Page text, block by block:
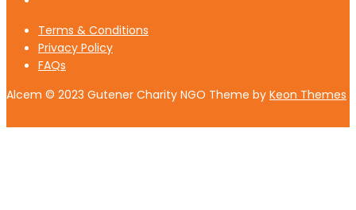
Terms & Conditions
Privacy Policy
FAQs
Alcem © 2023 Gutener Charity NGO Theme by Keon Themes